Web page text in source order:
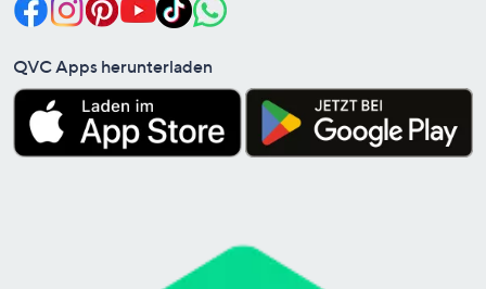
QVC Apps herunterladen